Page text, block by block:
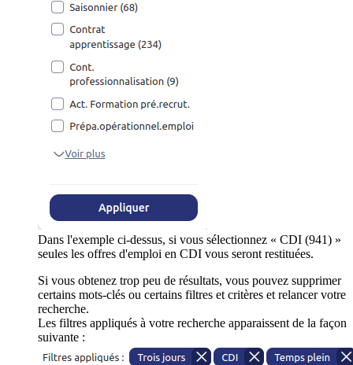
Dans l'exemple ci-dessus, si vous sélectionnez « CDI (941) »
seules les offres d'emploi en CDI vous seront restituées.
Si vous obtenez trop peu de résultats, vous pouvez supprimer
certains mots-clés ou certains filtres et critères et relancer votre
recherche.
Les filtres appliqués à votre recherche apparaissent de la façon
suivante :